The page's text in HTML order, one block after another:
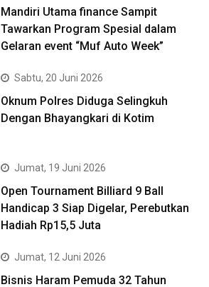
Mandiri Utama finance Sampit
Tawarkan Program Spesial dalam
Gelaran event “Muf Auto Week”
Sabtu, 20 Juni 2026
Oknum Polres Diduga Selingkuh
Dengan Bhayangkari di Kotim
Jumat, 19 Juni 2026
Open Tournament Billiard 9 Ball
Handicap 3 Siap Digelar, Perebutkan
Hadiah Rp15,5 Juta
Jumat, 12 Juni 2026
Bisnis Haram Pemuda 32 Tahun